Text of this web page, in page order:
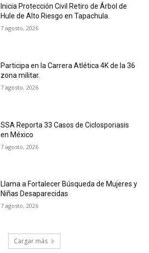
Inicia Protección Civil Retiro de Árbol de
Hule de Alto Riesgo en Tapachula.
7 agosto, 2026
Participa en la Carrera Atlética 4K de la 36
zona militar.
7 agosto, 2026
SSA Reporta 33 Casos de Ciclosporiasis
en México
7 agosto, 2026
Llama a Fortalecer Búsqueda de Mujeres y
Niñas Desaparecidas
7 agosto, 2026
Cargar más